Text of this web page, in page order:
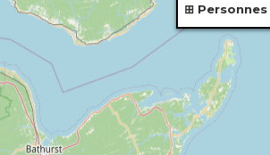
Personnes